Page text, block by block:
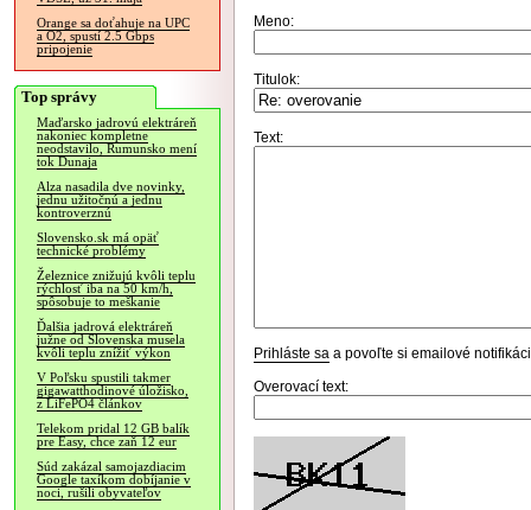
Orange sa doťahuje na UPC
a O2, spustí 2.5 Gbps
pripojenie
Top správy
Maďarsko jadrovú elektráreň
nakoniec kompletne
neodstavilo, Rumunsko mení
tok Dunaja
Alza nasadila dve novinky,
jednu užitočnú a jednu
kontroverznú
Slovensko.sk má opäť
technické problémy
Železnice znižujú kvôli teplu
rýchlosť iba na 50 km/h,
spôsobuje to meškanie
Ďalšia jadrová elektráreň
južne od Slovenska musela
kvôli teplu znížiť výkon
V Poľsku spustili takmer
gigawatthodinové úložisko,
z LiFePO4 článkov
Telekom pridal 12 GB balík
pre Easy, chce zaň 12 eur
Súd zakázal samojazdiacim
Google taxíkom dobíjanie v
noci, rušili obyvateľov
Meno:
Titulok:
Text:
Prihláste sa a povoľte si emailové
Overovací text: